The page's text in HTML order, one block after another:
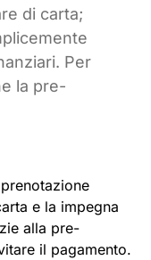
di carta;
Per
la pre-
e la impegna
alla pre-
il pagamento.